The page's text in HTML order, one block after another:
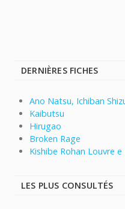
DERNIÈRES FICHES
Ano Natsu, Ichiban
Kaibutsu
Hirugao
Broken Rage
Kishibe Rohan Louvre e
LES PLUS CONSULTÉS